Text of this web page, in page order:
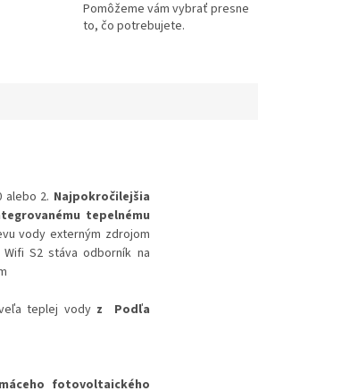
Pomôžeme vám vybrať presne
to, čo potrebujete.
2. Najpokročilejšia
tepelnému
vody externým zdrojom
S2 stáva odborník na
teplej vody z Podľa
fotovoltaického